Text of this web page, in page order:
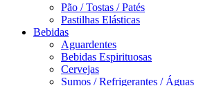
Pão / Tostas / Patés
Pastilhas Elásticas
Bebidas
Aguardentes
Bebidas Espirituosas
Cervejas
Sumos / Refrigerantes / Águas